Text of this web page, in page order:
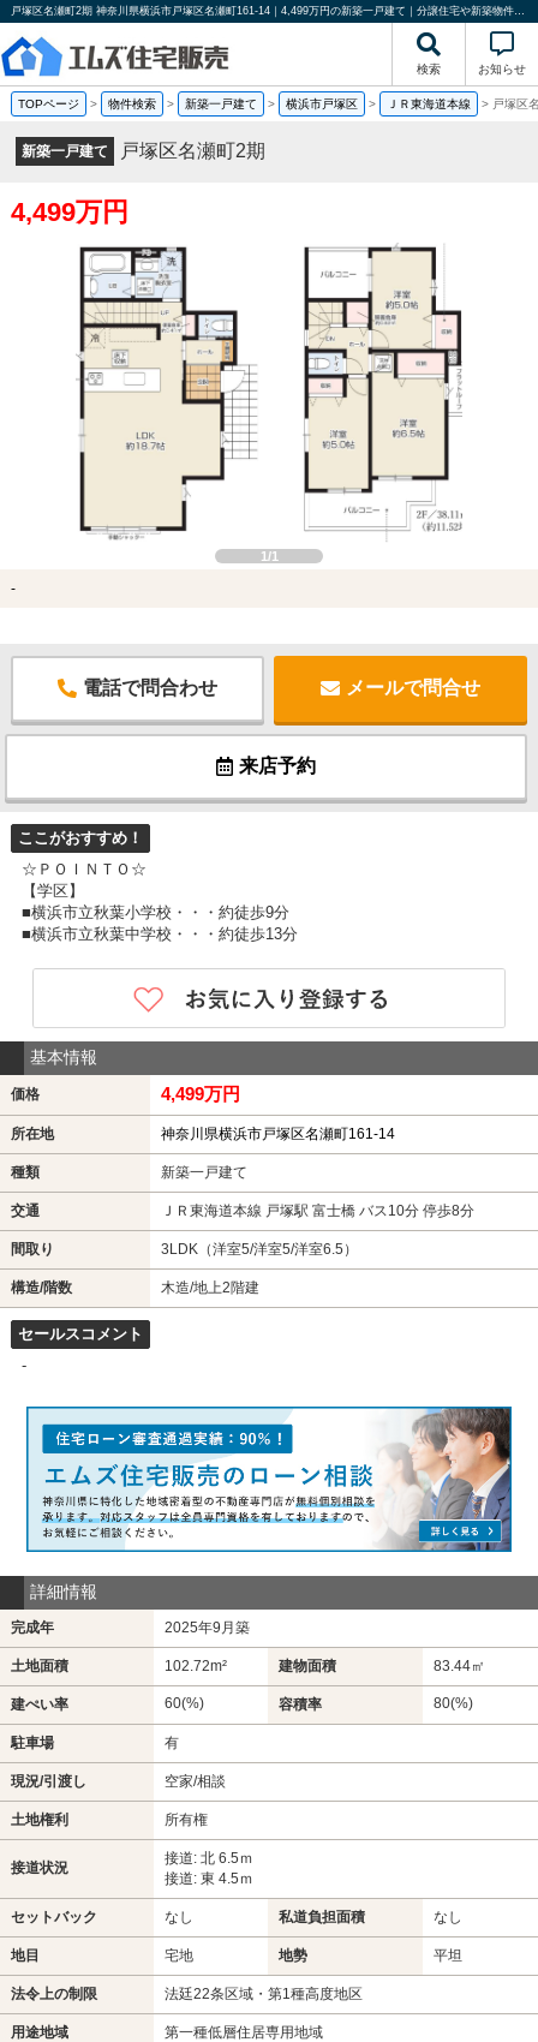
戸塚区名瀬町2期 神奈川県横浜市戸塚区名瀬町161-14｜4,499万円の新築一戸建て｜分譲住宅や新築物件｜エムズ住宅販売
検索 お知らせ
TOPページ > 物件検索 > 新築一戸建て > 横浜市戸塚区 > ＪＲ東海道本線 > 戸塚区
新築一戸建て 戸塚区名瀬町2期
4,499万円
1/1
-
電話で問合わせ メールで問合せ
来店予約
ここがおすすめ！
☆ＰＯＩＮＴＯ☆
【学区】
■横浜市立秋葉小学校・・・約徒歩9分
■横浜市立秋葉中学校・・・約徒歩13分
基本情報
価格 4,499万円
所在地 神奈川県横浜市戸塚区名瀬町161-14
種類 新築一戸建て
交通 ＪＲ東海道本線 戸塚駅 富士橋 バス10分 停歩8分
間取り 3LDK（洋室5/洋室5/洋室6.5）
構造/階数 木造/地上2階建
セールスコメント
-
詳細情報
完成年 2025年9月築
土地面積 102.72m² 建物面積 83.44㎡
建ぺい率 60(%) 容積率 80(%)
駐車場 有
現況/引渡し 空家/相談
土地権利 所有権
接道状況
接道: 北 6.5ｍ
接道: 東 4.5ｍ
セットバック なし 私道負担面積 なし
地目 宅地 地勢 平坦
法令上の制限 法廷22条区域・第1種高度地区
用途地域 第一種低層住居専用地域